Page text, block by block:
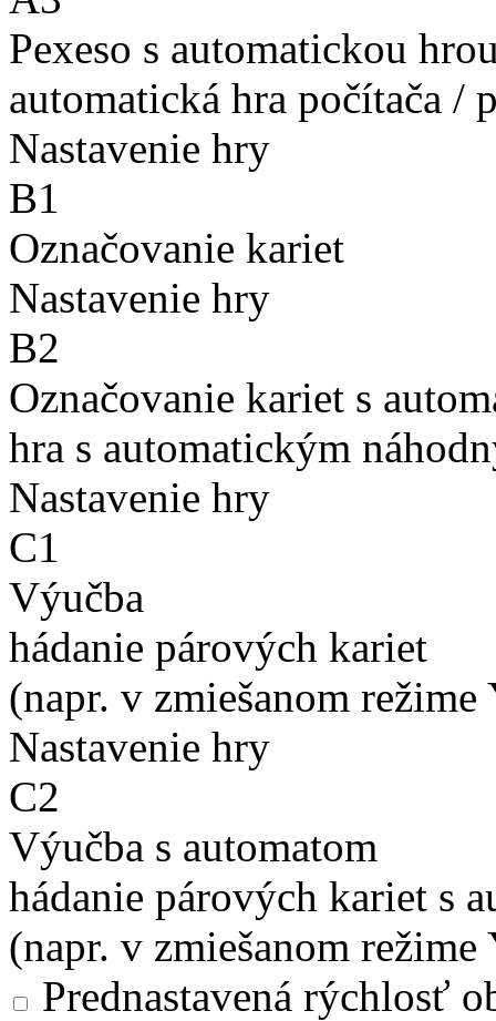
Pexeso s automatickou
automatická hra počítača /
Nastavenie hry
B1
Označovanie kariet
Nastavenie hry
B2
Označovanie kariet s
hra s automatickým
Nastavenie hry
C1
Výučba
hádanie párových kariet
(napr. v zmiešanom režime
Nastavenie hry
C2
Výučba s automatom
hádanie párových kariet s
(napr. v zmiešanom režime
Prednastavená rýchlosť